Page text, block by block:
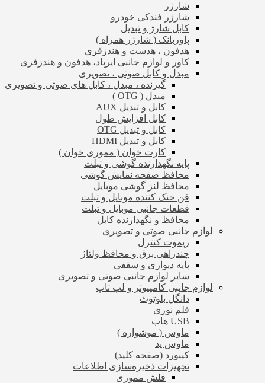
شارژر
شارژر فندکی خودرو
کابل شارژ و تبدیل
پاوربانک ( شارژر همراه )
هدفون ، هدست و هندزفری
کاور و لوازم جانبی ایرپاد، هدفون و هندزفری
مبدل و کابل صوتی ، تصویری
گیرنده ، مبدل ، کابل های صوتی و تصویری
مبدل ( OTG )
کابل و تبدیل AUX
کابل افزایش طول
کابل و تبدیل OTG
کابل و تبدیل HDMI
کارت خوان ( مموری خوان )
پایه نگهدارنده گوشی و تبلت
محافظ صفحه نمایش گوشی
محافظ لنز گوشی موبایل
فن خنک کننده موبایل و تبلت
قطعات جانبی موبایل و تبلت
محافظ و نگهدارنده کابل
لوازم جانبی صوتی و تصویری
ریموت کنترل
چندراهی برق و محافظ ولتاژ
پایه دیواری و سقفی
سایر لوازم جانبی صوتی و تصویری
لوازم جانبی کامپیوتر و لپ تاپ
دانگل بلوتوث
قلم نوری
USB هاب
ماوس ( موشواره )
ماوس پد
کیبورد (صفحه کلید)
تجهیزات ذخیره‌سازی اطلاعات
فلش مموری